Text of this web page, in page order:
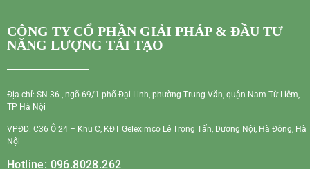
CÔNG TY CỔ PHẦN GIẢI PHÁP & ĐẦU TƯ
NĂNG LƯỢNG TÁI TẠO
Địa chỉ: SN 36 , ngõ 69/1 phố Đại Linh, phường Trung Văn, quận Nam Từ Liêm,
TP Hà Nội
VPĐD: C36 Ô 24 – Khu C, KĐT Geleximco Lê Trọng Tấn, Dương Nội, Hà Đông, Hà
Nội
Hotline: 096.8028.262